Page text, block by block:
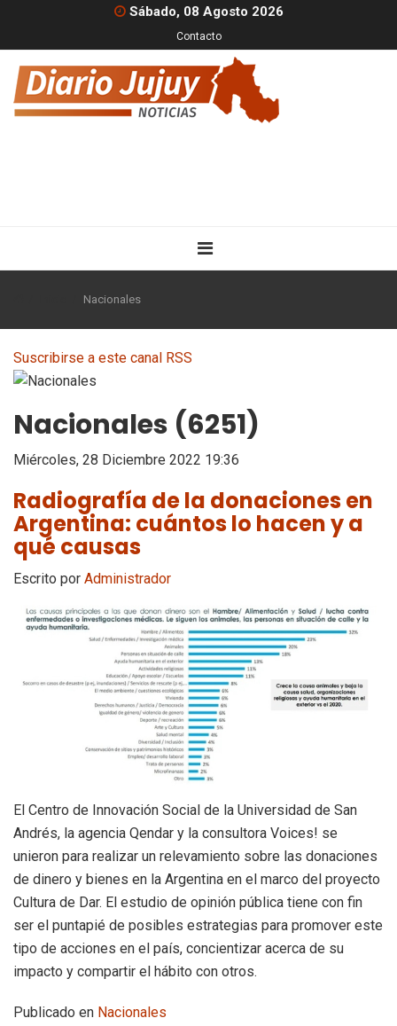
Sábado, 08 Agosto 2026
Contacto
Nacionales
Suscribirse a este canal RSS
Nacionales (6251)
Miércoles, 28 Diciembre 2022 19:36
Radiografía de la donaciones en
Argentina: cuántos lo hacen y a
qué causas
Escrito por Administrador
El Centro de Innovación Social de la Universidad de San
Andrés, la agencia Qendar y la consultora Voices! se
unieron para realizar un relevamiento sobre las donaciones
de dinero y bienes en la Argentina en el marco del proyecto
Cultura de Dar. El estudio de opinión pública tiene con fin
ser el puntapié de posibles estrategias para promover este
tipo de acciones en el país, concientizar acerca de su
impacto y compartir el hábito con otros.
Publicado en Nacionales